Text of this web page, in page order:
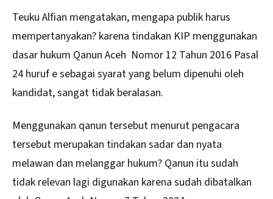
Teuku Alfian mengatakan, mengapa publik harus
mempertanyakan? karena tindakan KIP menggunakan
dasar hukum Qanun Aceh Nomor 12 Tahun 2016 Pasal
24 huruf e sebagai syarat yang belum dipenuhi oleh
kandidat, sangat tidak beralasan.
Menggunakan qanun tersebut menurut pengacara
tersebut merupakan tindakan sadar dan nyata
melawan dan melanggar hukum? Qanun itu sudah
tidak relevan lagi digunakan karena sudah dibatalkan